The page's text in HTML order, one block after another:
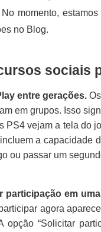
momento,
no Blog.
sociais
entre gerações.Os
em grupos. Isso
PS4 vejam a tela do
a capacidade
ou passar um
participação em
agora
opção “Solicitar